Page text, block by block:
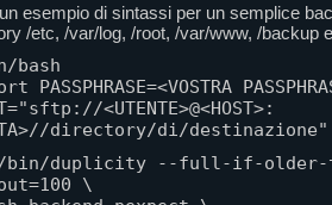
esempio di sintassi per un semplice
/etc, /var/log, /root, /var/www, /backup
bash
directory/di/destinazione"
bin/duplicity --full-if-older-
\